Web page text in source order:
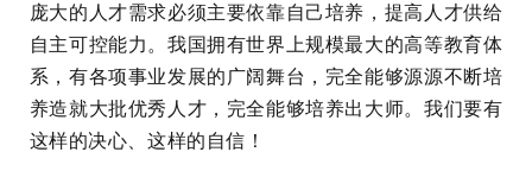
庞大的人才需求必须主要依靠自己培养，提高人才供给
自主可控能力。我国拥有世界上规模最大的高等教育体
系，有各项事业发展的广阔舞台，完全能够源源不断培
养造就大批优秀人才，完全能够培养出大师。我们要有
这样的决心、这样的自信！